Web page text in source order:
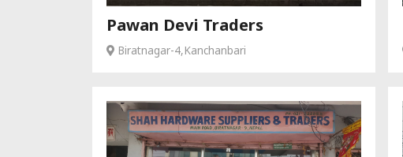
Pawan Devi Traders
Biratnagar-4,Kanchanbari